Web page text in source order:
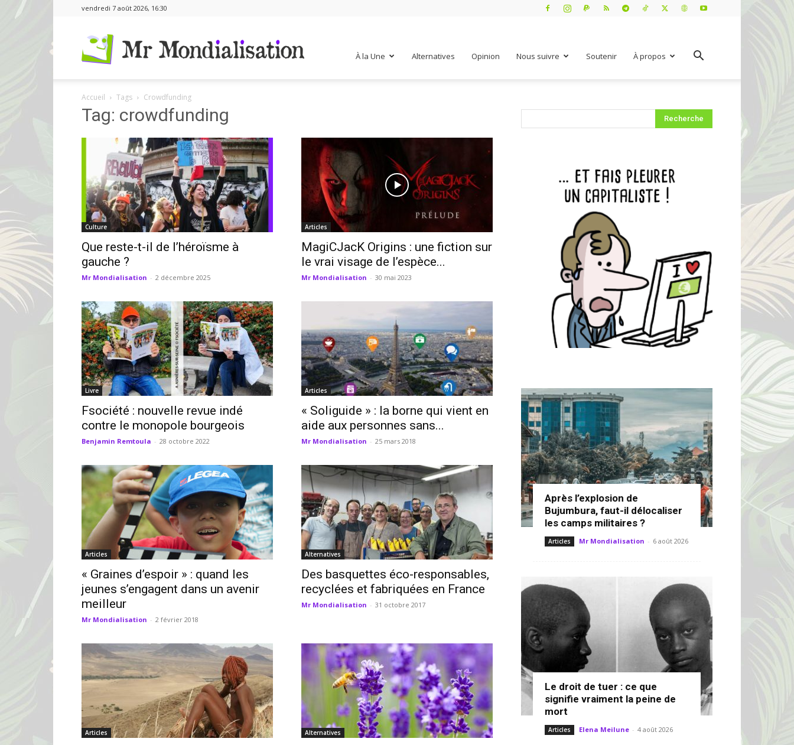
vendredi 7 août 2026, 16:30
À la Une Alternatives Opinion Nous suivre Soutenir À propos
Accueil Tags Crowdfunding
Tag: crowdfunding
Culture
Que reste-t-il de l’héroïsme à
gauche ?
Mr Mondialisation - 2 décembre 2025
Articles
MagiCJacK Origins : une fiction sur
le vrai visage de l’espèce...
Mr Mondialisation - 30 mai 2023
Livre
Fsociété : nouvelle revue indé
contre le monopole bourgeois
Benjamin Remtoula - 28 octobre 2022
Articles
« Soliguide » : la borne qui vient en
aide aux personnes sans...
Mr Mondialisation - 25 mars 2018
Articles
« Graines d’espoir » : quand les
jeunes s’engagent dans un avenir
meilleur
Mr Mondialisation - 2 février 2018
Alternatives
Des basquettes éco-responsables,
recyclées et fabriquées en France
Mr Mondialisation - 31 octobre 2017
Articles Alternatives
Après l’explosion de
Bujumbura, faut-il délocaliser
les camps militaires ?
Articles Mr Mondialisation - 6 août 2026
Le droit de tuer : ce que
signifie vraiment la peine de
mort
Articles Elena Meilune - 4 août 2026